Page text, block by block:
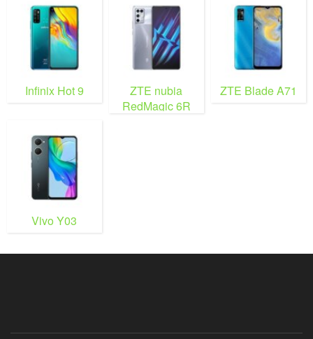
Infinix Hot 9
ZTE nubia
RedMagic 6R
ZTE Blade A71
Vivo Y03